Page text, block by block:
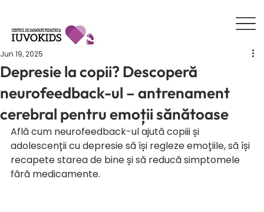
Depresie la copii? Descoperă
neurofeedback-ul – antrenament
cerebral pentru emoții sănătoase
Jun 19, 2025
Află cum neurofeedback-ul ajută copiii și
adolescenții cu depresie să își regleze emoțiile, să își
recapete starea de bine și să reducă simptomele
fără medicamente.